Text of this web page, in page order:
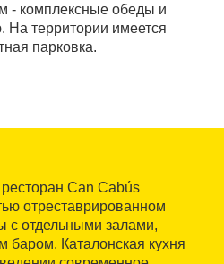
- комплексные обеды и
На территории имеется
парковка.
Can Cabús
отреставрированном
с отдельными залами,
Каталонская кухня